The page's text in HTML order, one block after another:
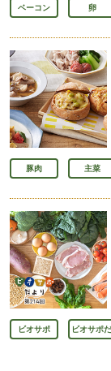
ベーコン 卵
豚肉 主菜
ビオサポ ビオサポ